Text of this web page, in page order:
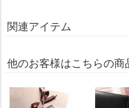
関連アイテム
他のお客様はこちらの商